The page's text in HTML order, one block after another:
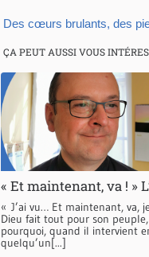
Des cœurs brulants, des
ÇA PEUT AUSSI VOUS
« Et maintenant, va ! »
« J’ai vu… Et maintenant, va,
Dieu fait tout pour son
pourquoi, quand il intervient
quelqu’un[...]